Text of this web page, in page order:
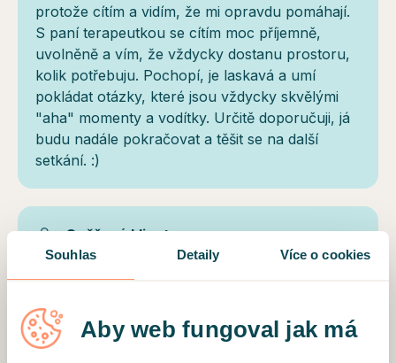
Souhlas Detaily Více o cookies
Aby web fungoval jak má
protože cítím a vidím, že mi opravdu pomáhají.
S paní terapeutkou se cítím moc příjemně,
uvolněně a vím, že vždycky dostanu prostoru,
kolik potřebuju. Pochopí, je laskavá a umí
pokládat otázky, které jsou vždycky skvělými
"aha" momenty a vodítky. Určitě doporučuji, já
budu nadále pokračovat a těšit se na další
setkání. :)
Ověřený klient
Ověřený klient